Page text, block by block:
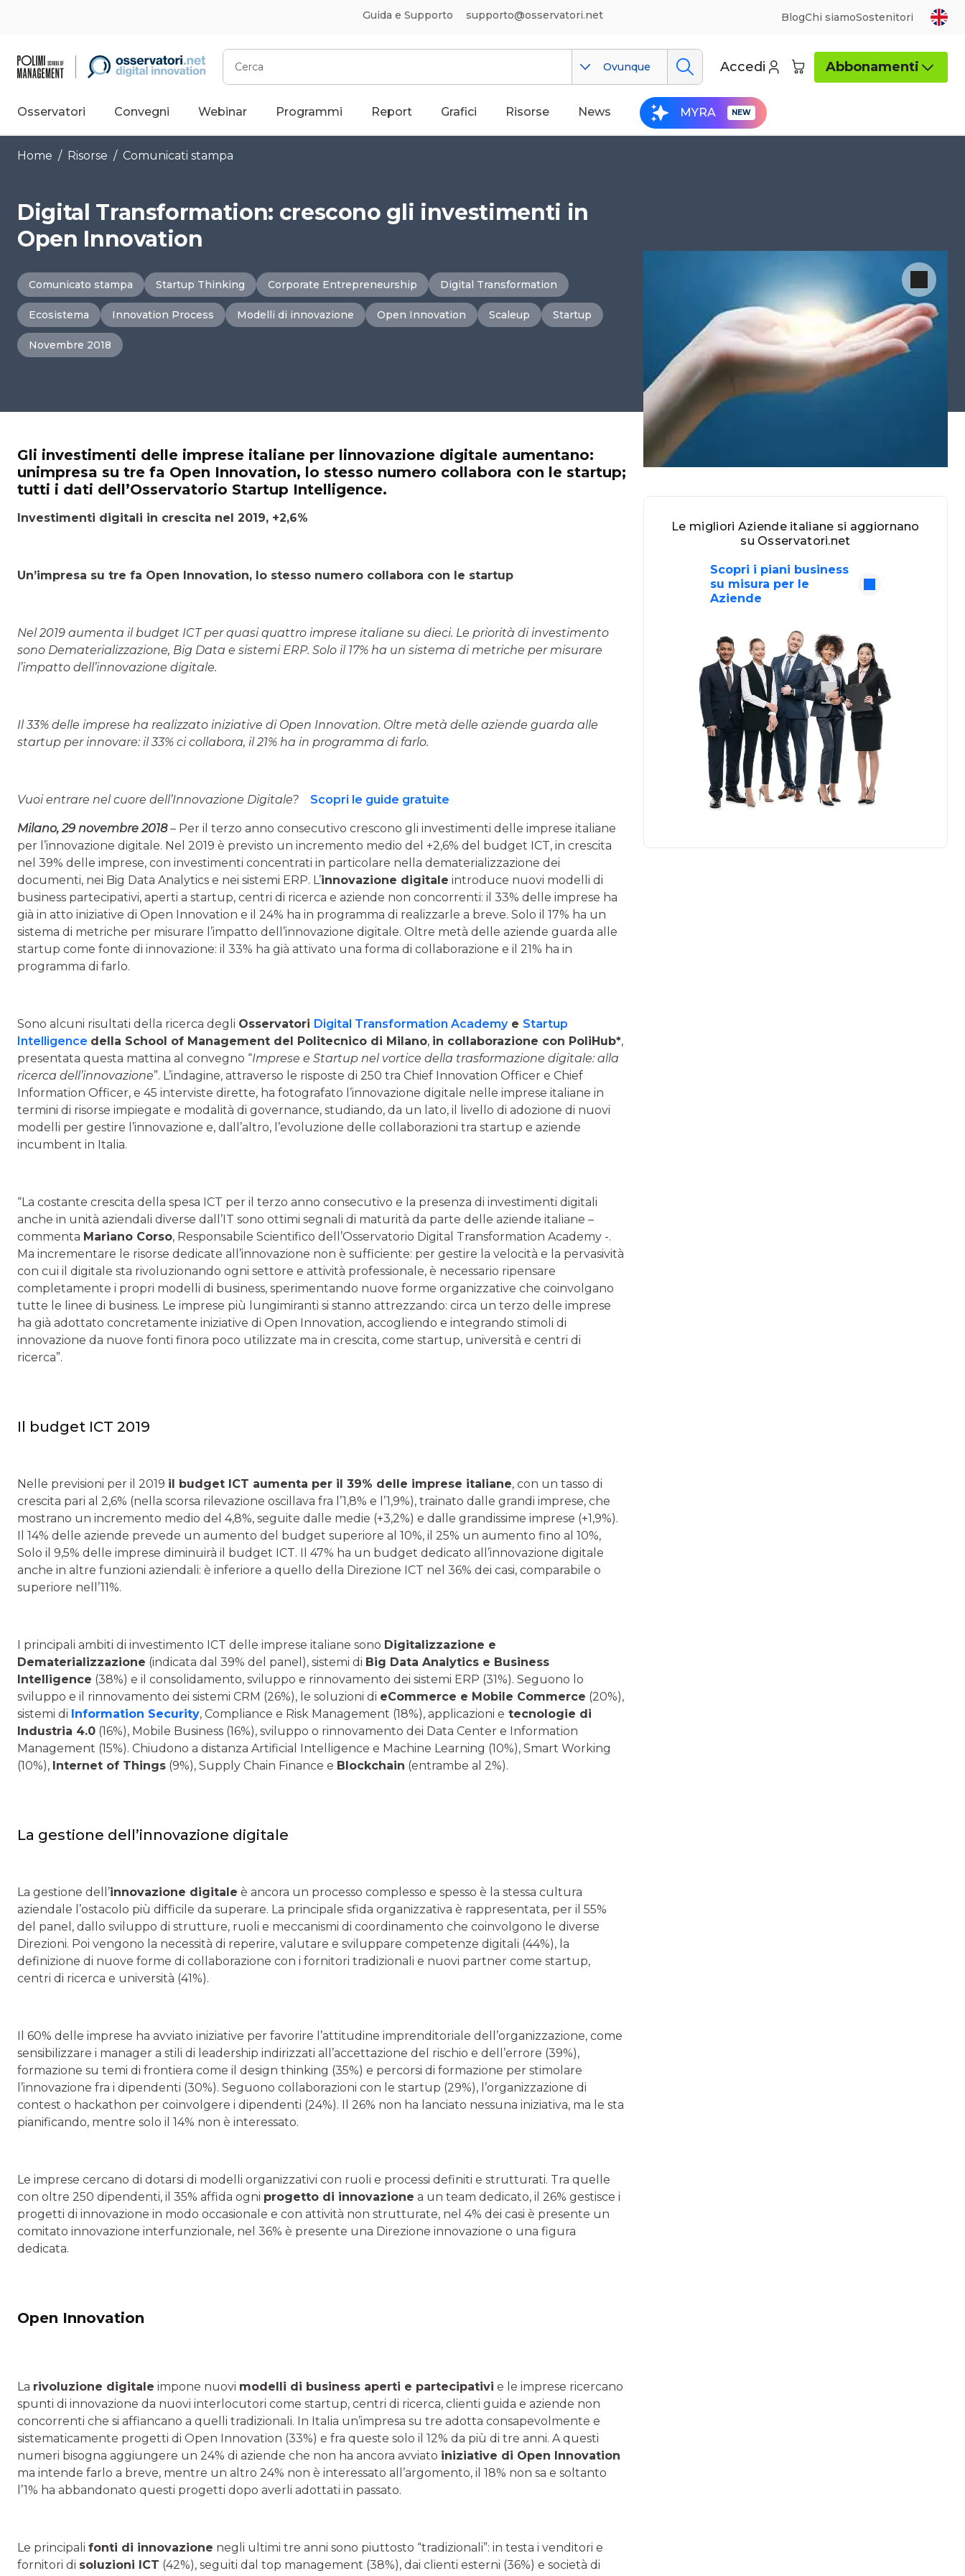
Guida e Supporto supporto@osservatori.net BlogChi siamoSostenitori
Cerca
Ovunque Accedi Abbonamenti
Osservatori Convegni Webinar Programmi Report Grafici Risorse News MYRA
Home / Risorse / Comunicati stampa
Digital Transformation: crescono gli investimenti in
Open Innovation
Comunicato stampa Startup Thinking Corporate Entrepreneurship Digital Transformation
Ecosistema Innovation Process Modelli di innovazione Open Innovation Scaleup Startup
Novembre 2018
Gli investimenti delle imprese italiane per linnovazione digitale aumentano:
unimpresa su tre fa Open Innovation, lo stesso numero collabora con le startup;
tutti i dati dell’Osservatorio Startup Intelligence.
Investimenti digitali in crescita nel 2019, +2,6%
Un’impresa su tre fa Open Innovation, lo stesso numero collabora con le startup
Nel 2019 aumenta il budget ICT per quasi quattro imprese italiane su dieci. Le priorità di investimento
sono Dematerializzazione, Big Data e sistemi ERP. Solo il 17% ha un sistema di metriche per misurare
l’impatto dell’innovazione digitale.
Il 33% delle imprese ha realizzato iniziative di Open Innovation. Oltre metà delle aziende guarda alle
startup per innovare: il 33% ci collabora, il 21% ha in programma di farlo.
Vuoi entrare nel cuore dell’Innovazione Digitale? Scopri le guide gratuite
Milano, 29 novembre 2018– Per il terzo anno consecutivo crescono gli investimenti delle imprese italiane
per l’innovazione digitale. Nel 2019 è previsto un incremento medio del +2,6% del budget ICT, in crescita
nel 39% delle imprese, con investimenti concentrati in particolare nella dematerializzazione dei
documenti, nei Big Data Analytics e nei sistemi ERP. L’innovazione digitale introduce nuovi modelli di
business partecipativi, aperti a startup, centri di ricerca e aziende non concorrenti: il 33% delle imprese ha
già in atto iniziative di Open Innovation e il 24% ha in programma di realizzarle a breve. Solo il 17% ha un
sistema di metriche per misurare l’impatto dell’innovazione digitale. Oltre metà delle aziende guarda alle
startup come fonte di innovazione: il 33% ha già attivato una forma di collaborazione e il 21% ha in
programma di farlo.
Sono alcuni risultati della ricerca degli Osservatori Digital Transformation Academye Startup
Intelligence della School of Management del Politecnico di Milano, in collaborazione con PoliHub*,
presentata questa mattina al convegno “Imprese e Startup nel vortice della trasformazione digitale: alla
ricerca dell’innovazione”. L’indagine, attraverso le risposte di 250 tra Chief Innovation Officer e Chief
Information Officer, e 45 interviste dirette, ha fotografato l’innovazione digitale nelle imprese italiane in
termini di risorse impiegate e modalità di governance, studiando, da un lato, il livello di adozione di nuovi
modelli per gestire l’innovazione e, dall’altro, l’evoluzione delle collaborazioni tra startup e aziende
incumbent in Italia.
“La costante crescita della spesa ICT per il terzo anno consecutivo e la presenza di investimenti digitali
anche in unità aziendali diverse dall’IT sono ottimi segnali di maturità da parte delle aziende italiane –
commenta Mariano Corso, Responsabile Scientifico dell’Osservatorio Digital Transformation Academy -.
Ma incrementare le risorse dedicate all’innovazione non è sufficiente: per gestire la velocità e la pervasività
con cui il digitale sta rivoluzionando ogni settore e attività professionale, è necessario ripensare
completamente i propri modelli di business, sperimentando nuove forme organizzative che coinvolgano
tutte le linee di business. Le imprese più lungimiranti si stanno attrezzando: circa un terzo delle imprese
ha già adottato concretamente iniziative di Open Innovation, accogliendo e integrando stimoli di
innovazione da nuove fonti finora poco utilizzate ma in crescita, come startup, università e centri di
ricerca”.
Il budget ICT 2019
Nelle previsioni per il 2019 il budget ICT aumenta per il 39% delle imprese italiane, con un tasso di
crescita pari al 2,6% (nella scorsa rilevazione oscillava fra l’1,8% e l’1,9%), trainato dalle grandi imprese, che
mostrano un incremento medio del 4,8%, seguite dalle medie (+3,2%) e dalle grandissime imprese (+1,9%).
Il 14% delle aziende prevede un aumento del budget superiore al 10%, il 25% un aumento fino al 10%,
Solo il 9,5% delle imprese diminuirà il budget ICT. Il 47% ha un budget dedicato all’innovazione digitale
anche in altre funzioni aziendali: è inferiore a quello della Direzione ICT nel 36% dei casi, comparabile o
superiore nell’11%.
I principali ambiti di investimento ICT delle imprese italiane sono Digitalizzazione e
Dematerializzazione (indicata dal 39% del panel), sistemi di Big Data Analytics e Business
Intelligence (38%) e il consolidamento, sviluppo e rinnovamento dei sistemi ERP (31%). Seguono lo
sviluppo e il rinnovamento dei sistemi CRM (26%), le soluzioni di eCommerce e Mobile Commerce (20%),
sistemi di Information Security, Compliance e Risk Management (18%), applicazioni e tecnologie di
Industria 4.0 (16%), Mobile Business (16%), sviluppo o rinnovamento dei Data Center e Information
Management (15%). Chiudono a distanza Artificial Intelligence e Machine Learning (10%), Smart Working
(10%), Internet of Things (9%), Supply Chain Finance e Blockchain (entrambe al 2%).
La gestione dell’innovazione digitale
La gestione dell’innovazione digitale è ancora un processo complesso e spesso è la stessa cultura
aziendale l’ostacolo più difficile da superare. La principale sfida organizzativa è rappresentata, per il 55%
del panel, dallo sviluppo di strutture, ruoli e meccanismi di coordinamento che coinvolgono le diverse
Direzioni. Poi vengono la necessità di reperire, valutare e sviluppare competenze digitali (44%), la
definizione di nuove forme di collaborazione con i fornitori tradizionali e nuovi partner come startup,
centri di ricerca e università (41%).
Il 60% delle imprese ha avviato iniziative per favorire l’attitudine imprenditoriale dell’organizzazione, come
sensibilizzare i manager a stili di leadership indirizzati all’accettazione del rischio e dell’errore (39%),
formazione su temi di frontiera come il design thinking (35%) e percorsi di formazione per stimolare
l’innovazione fra i dipendenti (30%). Seguono collaborazioni con le startup (29%), l’organizzazione di
contest o hackathon per coinvolgere i dipendenti (24%). Il 26% non ha lanciato nessuna iniziativa, ma le sta
pianificando, mentre solo il 14% non è interessato.
Le imprese cercano di dotarsi di modelli organizzativi con ruoli e processi definiti e strutturati. Tra quelle
con oltre 250 dipendenti, il 35% affida ogni progetto di innovazione a un team dedicato, il 26% gestisce i
progetti di innovazione in modo occasionale e con attività non strutturate, nel 4% dei casi è presente un
comitato innovazione interfunzionale, nel 36% è presente una Direzione innovazione o una figura
dedicata.
Open Innovation
La rivoluzione digitale impone nuovi modelli di business aperti e partecipativi e le imprese ricercano
spunti di innovazione da nuovi interlocutori come startup, centri di ricerca, clienti guida e aziende non
concorrenti che si affiancano a quelli tradizionali. In Italia un’impresa su tre adotta consapevolmente e
sistematicamente progetti di Open Innovation (33%) e fra queste solo il 12% da più di tre anni. A questi
numeri bisogna aggiungere un 24% di aziende che non ha ancora avviato iniziative di Open Innovation
ma intende farlo a breve, mentre un altro 24% non è interessato all’argomento, il 18% non sa e soltanto
l’1% ha abbandonato questi progetti dopo averli adottati in passato.
Le principali fonti di innovazione negli ultimi tre anni sono piuttosto “tradizionali”: in testa i venditori e
fornitori di soluzioni ICT (42%), seguiti dal top management (38%), dai clienti esterni (36%) e società di
Le migliori Aziende italiane si aggiornano
su Osservatori.net
Scopri i piani business
su misura per le
Aziende